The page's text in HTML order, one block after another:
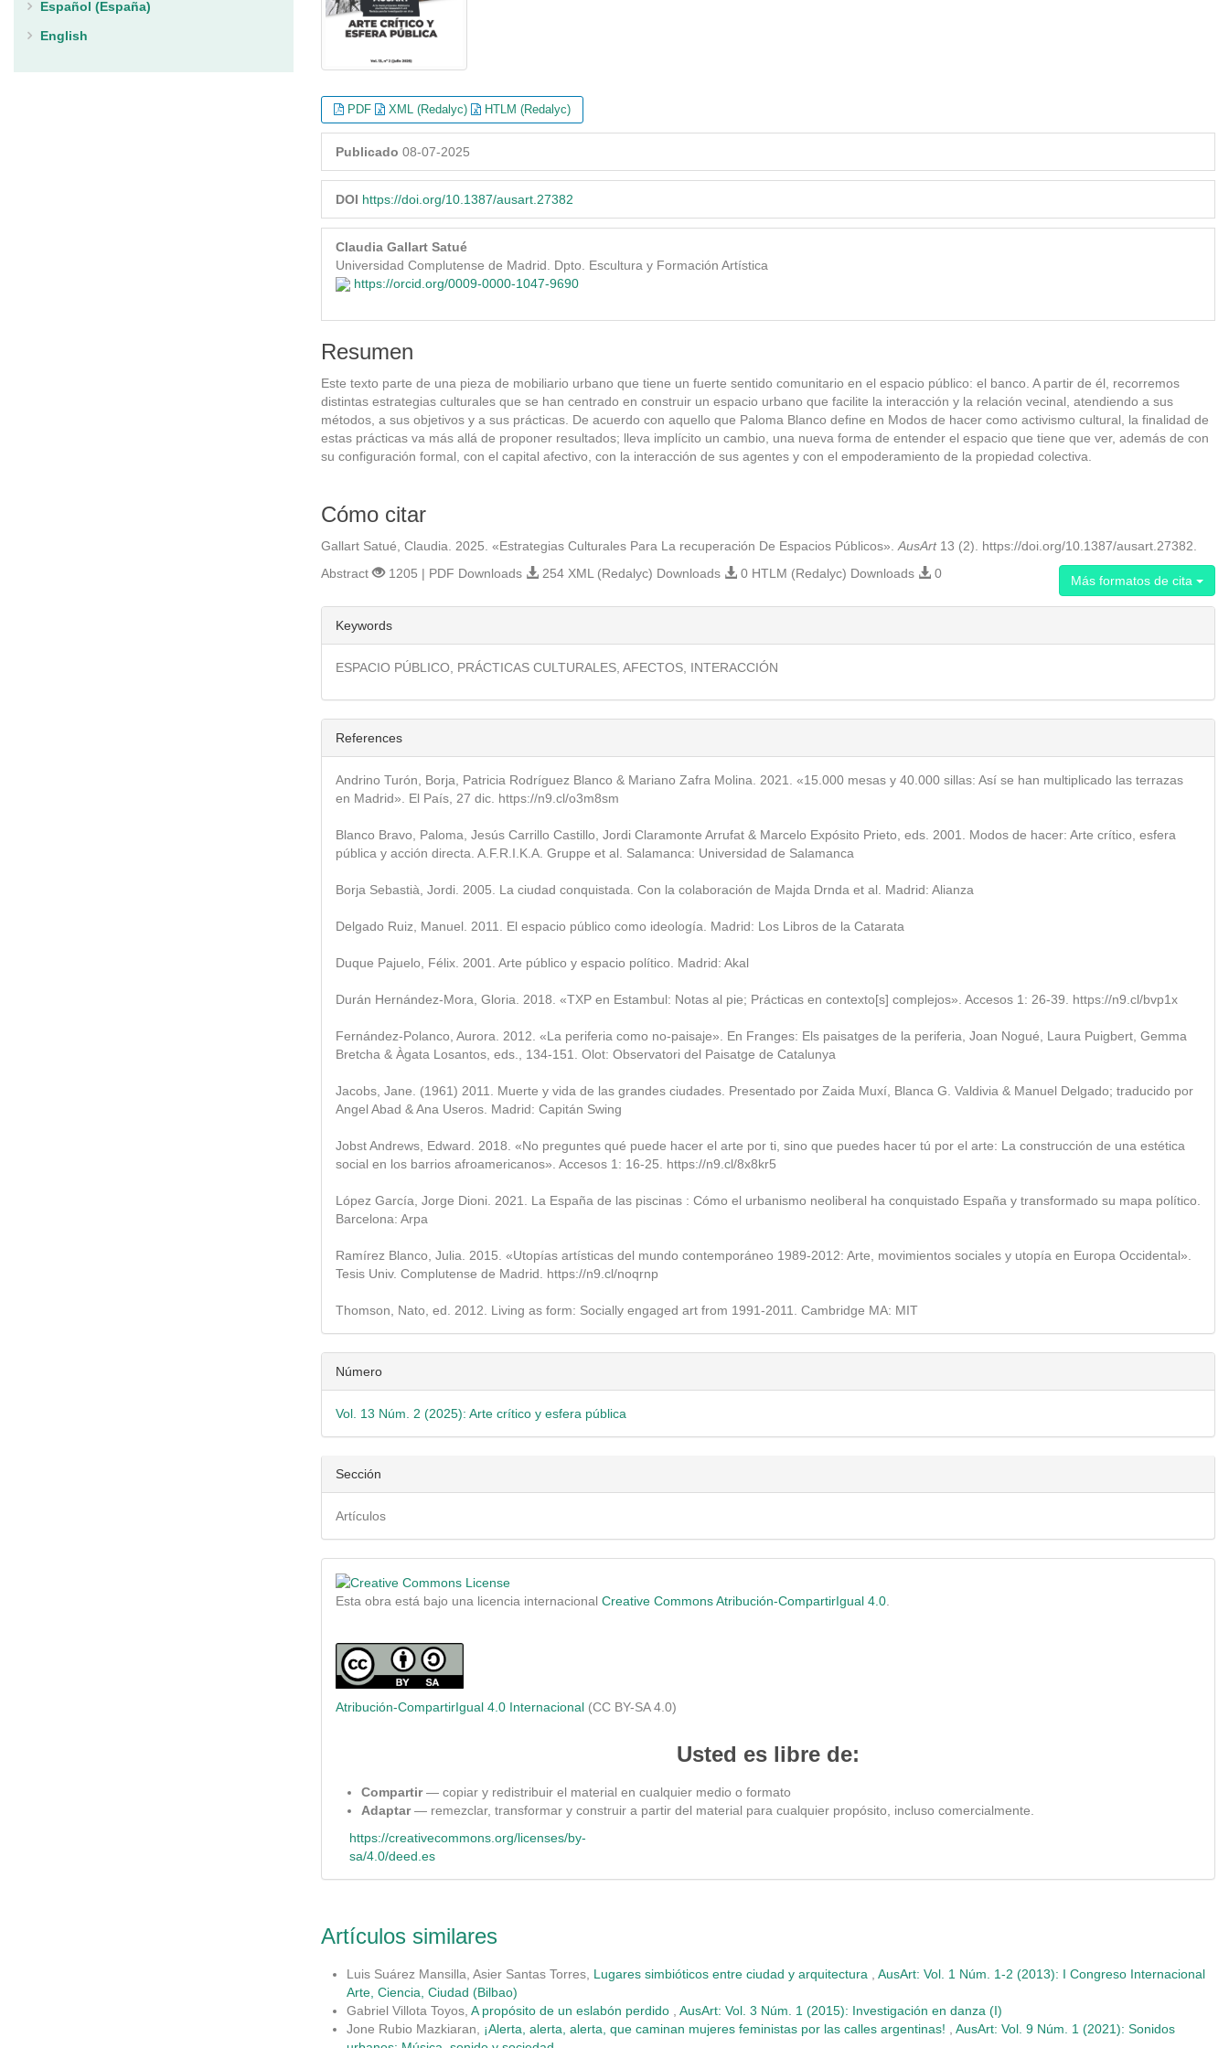
PDF XML (Redalyc) HTLM (Redalyc)
Publicado 08-07-2025
DOI https://doi.org/10.1387/ausart.27382
Claudia Gallart Satué
Universidad Complutense de Madrid. Dpto. Escultura y Formación Artística
https://orcid.org/0009-0000-1047-9690
Resumen
Este texto parte de una pieza de mobiliario urbano que tiene un fuerte sentido comunitario en el espacio público: el banco. A partir de él, recorremos
distintas estrategias culturales que se han centrado en construir un espacio urbano que facilite la interacción y la relación vecinal, atendiendo a sus
métodos, a sus objetivos y a sus prácticas. De acuerdo con aquello que Paloma Blanco define en Modos de hacer como activismo cultural, la finalidad de
estas prácticas va más allá de proponer resultados; lleva implícito un cambio, una nueva forma de entender el espacio que tiene que ver, además de con
su configuración formal, con el capital afectivo, con la interacción de sus agentes y con el empoderamiento de la propiedad colectiva.
Cómo citar
Gallart Satué, Claudia. 2025. «Estrategias Culturales Para La recuperación De Espacios Públicos». AusArt13 (2). https://doi.org/10.1387/ausart.27382.
Más formatos de cita
Abstract 1205 | PDF Downloads 254 XML (Redalyc) Downloads 0 HTLM (Redalyc) Downloads 0
##plugins.themes.bootstrap3.article.details##
Keywords
ESPACIO PÚBLICO, PRÁCTICAS CULTURALES, AFECTOS, INTERACCIÓN
References
Andrino Turón, Borja, Patricia Rodríguez Blanco & Mariano Zafra Molina. 2021. «15.000 mesas y 40.000 sillas: Así se han multiplicado las terrazas
en Madrid». El País, 27 dic. https://n9.cl/o3m8sm
Blanco Bravo, Paloma, Jesús Carrillo Castillo, Jordi Claramonte Arrufat & Marcelo Expósito Prieto, eds. 2001. Modos de hacer: Arte crítico, esfera
pública y acción directa. A.F.R.I.K.A. Gruppe et al. Salamanca: Universidad de Salamanca
Borja Sebastià, Jordi. 2005. La ciudad conquistada. Con la colaboración de Majda Drnda et al. Madrid: Alianza
Delgado Ruiz, Manuel. 2011. El espacio público como ideología. Madrid: Los Libros de la Catarata
Duque Pajuelo, Félix. 2001. Arte público y espacio político. Madrid: Akal
Durán Hernández-Mora, Gloria. 2018. «TXP en Estambul: Notas al pie; Prácticas en contexto[s] complejos». Accesos 1: 26-39. https://n9.cl/bvp1x
Fernández-Polanco, Aurora. 2012. «La periferia como no-paisaje». En Franges: Els paisatges de la periferia, Joan Nogué, Laura Puigbert, Gemma
Bretcha & Àgata Losantos, eds., 134-151. Olot: Observatori del Paisatge de Catalunya
Jacobs, Jane. (1961) 2011. Muerte y vida de las grandes ciudades. Presentado por Zaida Muxí, Blanca G. Valdivia & Manuel Delgado; traducido por
Angel Abad & Ana Useros. Madrid: Capitán Swing
Jobst Andrews, Edward. 2018. «No preguntes qué puede hacer el arte por ti, sino que puedes hacer tú por el arte: La construcción de una estética
social en los barrios afroamericanos». Accesos 1: 16-25. https://n9.cl/8x8kr5
López García, Jorge Dioni. 2021. La España de las piscinas : Cómo el urbanismo neoliberal ha conquistado España y transformado su mapa político.
Barcelona: Arpa
Ramírez Blanco, Julia. 2015. «Utopías artísticas del mundo contemporáneo 1989-2012: Arte, movimientos sociales y utopía en Europa Occidental».
Tesis Univ. Complutense de Madrid. https://n9.cl/noqrnp
Thomson, Nato, ed. 2012. Living as form: Socially engaged art from 1991-2011. Cambridge MA: MIT
Número
Vol. 13 Núm. 2 (2025): Arte crítico y esfera pública
Sección
Artículos
Esta obra está bajo una licencia internacional Creative Commons Atribución-CompartirIgual 4.0
Atribución-CompartirIgual 4.0 Internacional (CC BY-SA 4.0)
Usted es libre de:
Compartir— copiar y redistribuir el material en cualquier medio o formato
Adaptar— remezclar, transformar y construir a partir del material para cualquier propósito, incluso comercialmente.
https://creativecommons.org/licenses/by-
sa/4.0/deed.es
Artículos similares
Luis Suárez Mansilla, Asier Santas Torres, Lugares simbióticos entre ciudad y arquitectura
AusArt: Vol. 1 Núm. 1-2 (2013): I Congreso Internacional
Arte, Ciencia, Ciudad (Bilbao)
Gabriel Villota Toyos, A propósito de un eslabón perdido
AusArt: Vol. 3 Núm. 1 (2015): Investigación en danza (I)
Jone Rubio Mazkiaran, ¡Alerta, alerta, alerta, que caminan mujeres feministas por las calles argentinas!
AusArt: Vol. 9 Núm. 1 (2021): Sonidos
Español (España)
English